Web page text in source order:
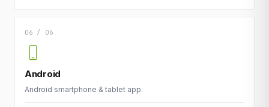
06 / 06
Android
Android smartphone & tablet app.